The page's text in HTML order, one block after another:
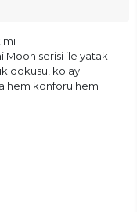
Moon serisi ile yatak
dokusu, kolay
hem konforu hem